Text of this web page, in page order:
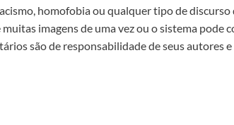
homofobia ou qualquer tipo de discurso
imagens de uma vez ou o sistema pode
são de responsabilidade de seus autores